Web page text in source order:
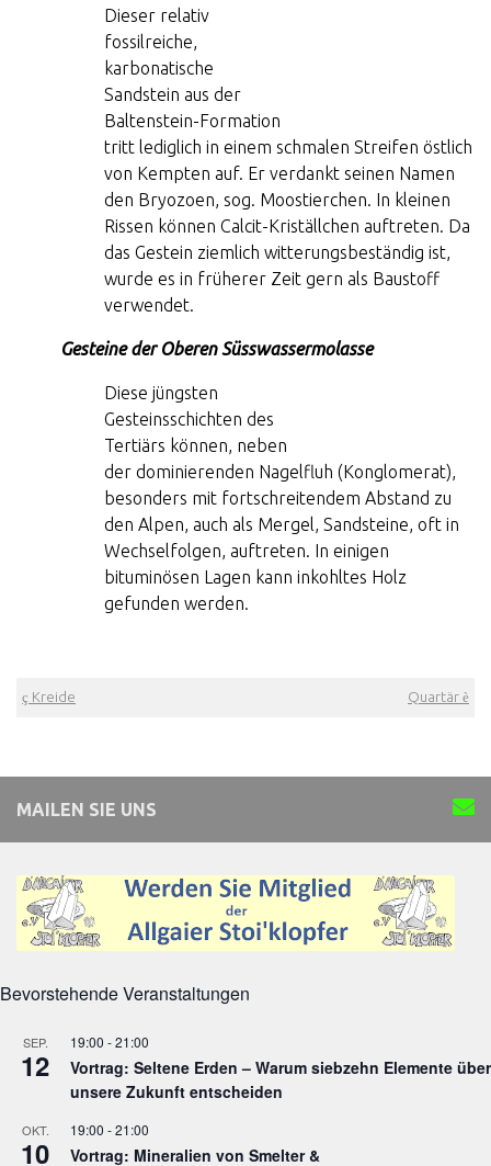
Dieser relativ
fossilreiche,
karbonatische
Sandstein aus der
Baltenstein-Formation
tritt lediglich in einem schmalen Streifen östlich
von Kempten auf. Er verdankt seinen Namen
den Bryozoen, sog. Moostierchen. In kleinen
Rissen können Calcit-Kriställchen auftreten. Da
das Gestein ziemlich witterungsbeständig ist,
wurde es in früherer Zeit gern als Baustoff
verwendet.
Gesteine der Oberen Süsswassermolasse
Diese jüngsten
Gesteinsschichten des
Tertiärs können, neben
der dominierenden Nagelfluh (Konglomerat),
besonders mit fortschreitendem Abstand zu
den Alpen, auch als Mergel, Sandsteine, oft in
Wechselfolgen, auftreten. In einigen
bituminösen Lagen kann inkohltes Holz
gefunden werden.
ç Kreide Quartär è
MAILEN SIE UNS
Bevorstehende Veranstaltungen
SEP.
12
19:00 -21:00
Vortrag: Seltene Erden – Warum siebzehn Elemente über
unsere Zukunft entscheiden
OKT.
10
19:00 -21:00
Vortrag: Mineralien von Smelter &